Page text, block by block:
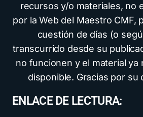
recursos y/o materiales, no
por la Web del Maestro CMF,
cuestión de días (o
transcurrido desde su
no funcionen y el material ya
disponible. Gracias por su
ENLACE DE LECTURA: